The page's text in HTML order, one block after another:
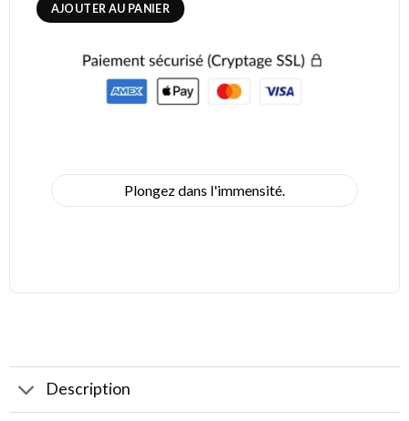
AJOUTER AU PANIER
Plongez dans l'immensité.
Description